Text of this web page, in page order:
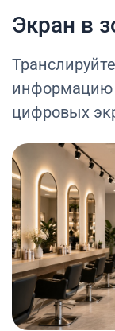
Экран в
информацию
цифровых